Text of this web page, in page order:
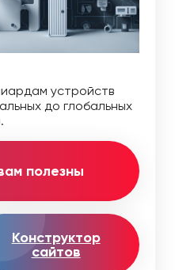
устройств
до глобальных
полезны
Конструктор
сайтов